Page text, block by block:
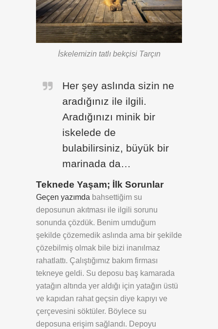
İskelemizin tatlı bekçisi Tarçın
Her şey aslında sizin ne
aradığınız ile ilgili.
Aradığınızı minik bir
iskelede de
bulabilirsiniz, büyük bir
marinada da…
Teknede Yaşam; İlk Sorunlar
Geçen yazımda bahsettiğim su
deposunun akıtması ile ilgili sorunu
sonunda çözdük. Benim umduğum
şekilde çözemedik aslında ama bir şekilde
çözebilmiş olmak bile bizi inanılmaz
rahatlattı. Çalıştığımız bakım firması
tekneye geldi. Su deposu baş kamarada
yatağın altında yer aldığı için yatağın üstü
ve kapıdan rahat geçsin diye kapıyı ve
çerçevesini söktüler. Böylece su
deposuna erişim sağlandı. Depoyu